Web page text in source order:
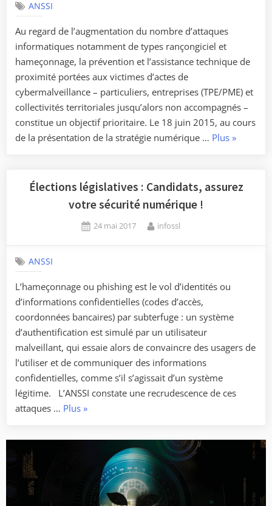
ANSSI
Au regard de l’augmentation du nombre d’attaques
informatiques notamment de types rançongiciel et
hameçonnage, la prévention et l’assistance technique de
proximité portées aux victimes d’actes de
cybermalveillance – particuliers, entreprises (TPE/PME) et
collectivités territoriales jusqu’alors non accompagnés –
constitue un objectif prioritaire. Le 18 juin 2015, au cours
de la présentation de la stratégie numérique … Plus«
national
–
en
Hauts-
de
octobre
2017 »
»
Élections législatives : Candidats, assurez
votre sécurité numérique !
Posted
24 mai 2017 By
infossl
ANSSI
L’hameçonnage ou phishing est le vol d’identités ou
d’informations confidentielles (codes d’accès,
coordonnées bancaires) par subterfuge : un système
d’authentification est simulé par un utilisateur
malveillant, qui essaie alors de convaincre des usagers de
l’utiliser et de communiquer des informations
confidentielles, comme s’il s’agissait d’un système
légitime. L’ANSSI constate une recrudescence de ces
attaques … Plus« Élections
:
Candidats,
assurez
votre
sécurité
»